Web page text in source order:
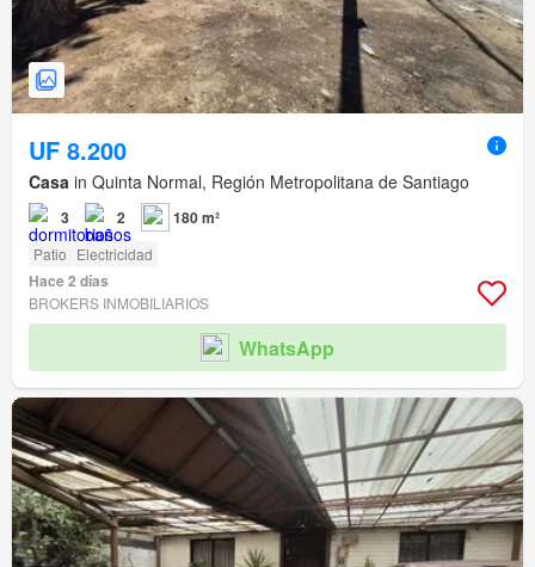
UF 8.200
Casa in Quinta Normal, Región Metropolitana de Santiago
3 2 180 m²
Patio Electricidad
Hace 2 días
BROKERS INMOBILIARIOS
WhatsApp